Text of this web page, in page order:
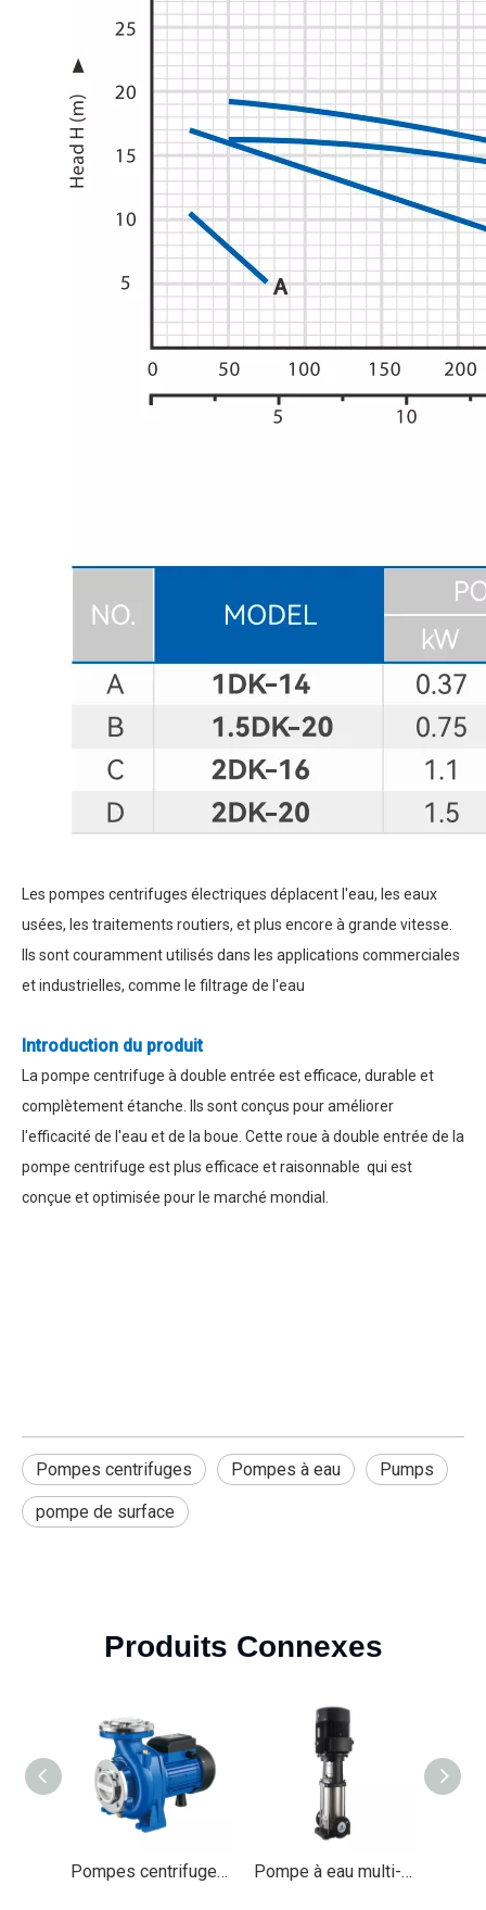
Les pompes centrifuges électriques déplacent l'eau, les eaux
usées, les traitements routiers, et plus encore à grande vitesse.
Ils sont couramment utilisés dans les applications commerciales
et industrielles, comme le filtrage de l'eau
Introduction du produit
La pompe centrifuge à double entrée est efficace, durable et
complètement étanche. Ils sont conçus pour améliorer
l'efficacité de l'eau et de la boue. Cette roue à double entrée de la
pompe centrifuge est plus efficace et raisonnable qui est
conçue et optimisée pour le marché mondial.
Pompes centrifuges Pompes à eau Pumps
pompe de surface
Produits Connexes
Pompes centrifuges （HNF） Pompe à eau multi-sage verticale